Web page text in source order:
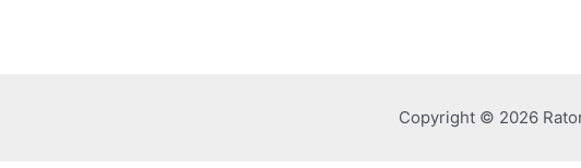
Copyright © 2026